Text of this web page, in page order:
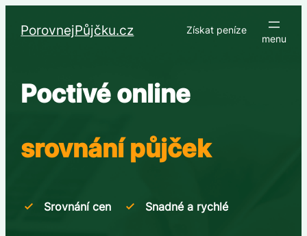
PorovnejPůjčku.cz Získat peníze
Poctivé online
srovnání půjček
Srovnání cen Snadné a rychlé